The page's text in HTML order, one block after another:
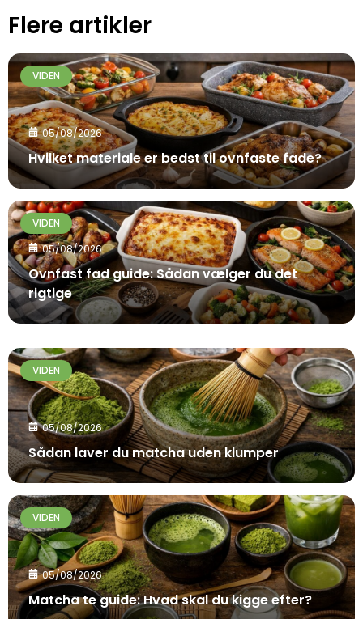
Flere artikler
VIDEN
05/08/2026
Hvilket materiale er bedst til ovnfaste fade?
VIDEN
05/08/2026
Ovnfast fad guide: Sådan vælger du det
rigtige
VIDEN
05/08/2026
Sådan laver du matcha uden klumper
VIDEN
05/08/2026
Matcha te guide: Hvad skal du kigge efter?